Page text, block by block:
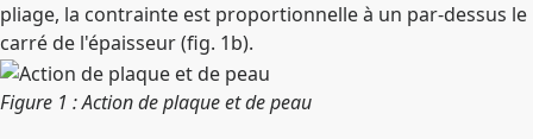
pliage, la contrainte est proportionnelle à un par-dessus le
carré de l'épaisseur (fig. 1b).
Figure 1 : Action de plaque et de peau